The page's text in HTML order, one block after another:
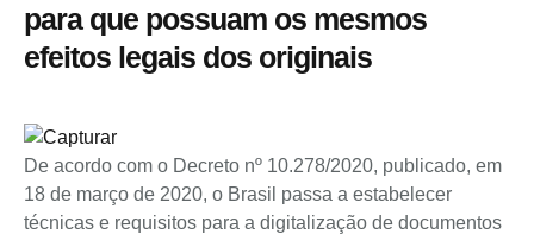
para que possuam os mesmos
efeitos legais dos originais
De acordo com o Decreto nº 10.278/2020, publicado, em
18 de março de 2020, o Brasil passa a estabelecer
técnicas e requisitos para a digitalização de documentos